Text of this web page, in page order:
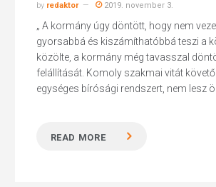
by redaktor 2019. november 3.
„ A kormány úgy döntött, hogy nem
gyorsabbá és kiszámíthatóbbá teszi a
közölte, a kormány még tavasszal
felállítását. Komoly szakmai vitát
egységes bírósági rendszert, nem lesz
READ MORE